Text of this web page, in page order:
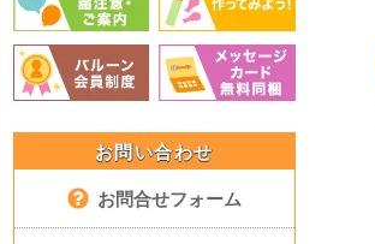
お問い合わせ
お問合せフォーム